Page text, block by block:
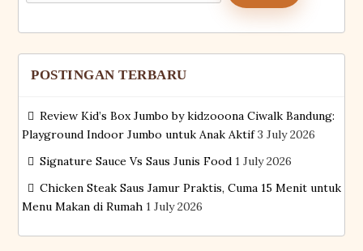
POSTINGAN TERBARU
Review Kid’s Box Jumbo by kidzooona Ciwalk Bandung:
Playground Indoor Jumbo untuk Anak Aktif 3 July 2026
Signature Sauce Vs Saus Junis Food 1 July 2026
Chicken Steak Saus Jamur Praktis, Cuma 15 Menit untuk
Menu Makan di Rumah 1 July 2026